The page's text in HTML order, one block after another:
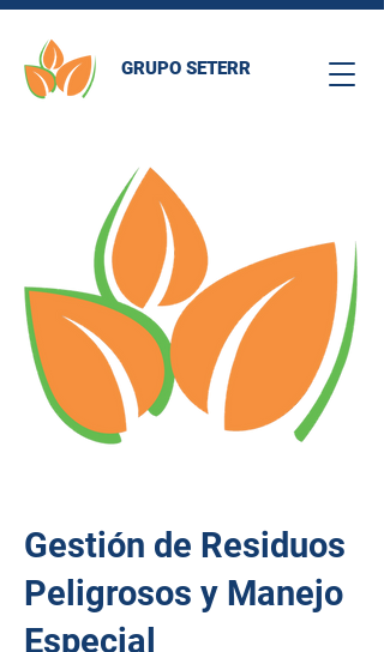
GRUPO SETERR
Gestión de Residuos
Peligrosos y Manejo
Especial